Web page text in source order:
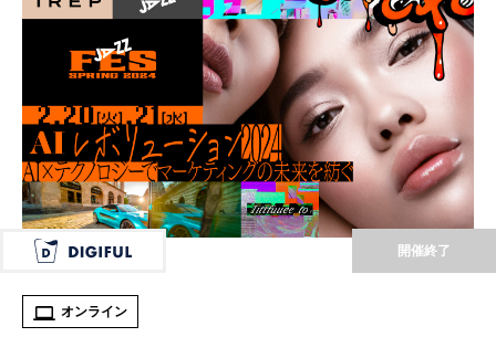
開催終了
オンライン